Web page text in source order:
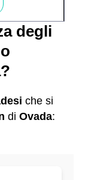
degli
che si
di Ovada: